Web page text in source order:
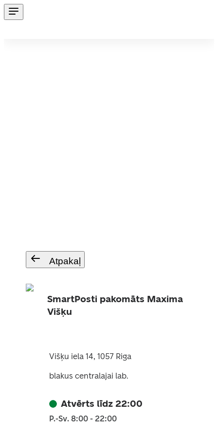
Atpakaļ
SmartPosti pakomāts Maxima
Višķu
Višķu iela 14, 1057 Riga
blakus centralajai lab.
Atvērts līdz 22:00
P.-Sv. 8:00 - 22:00